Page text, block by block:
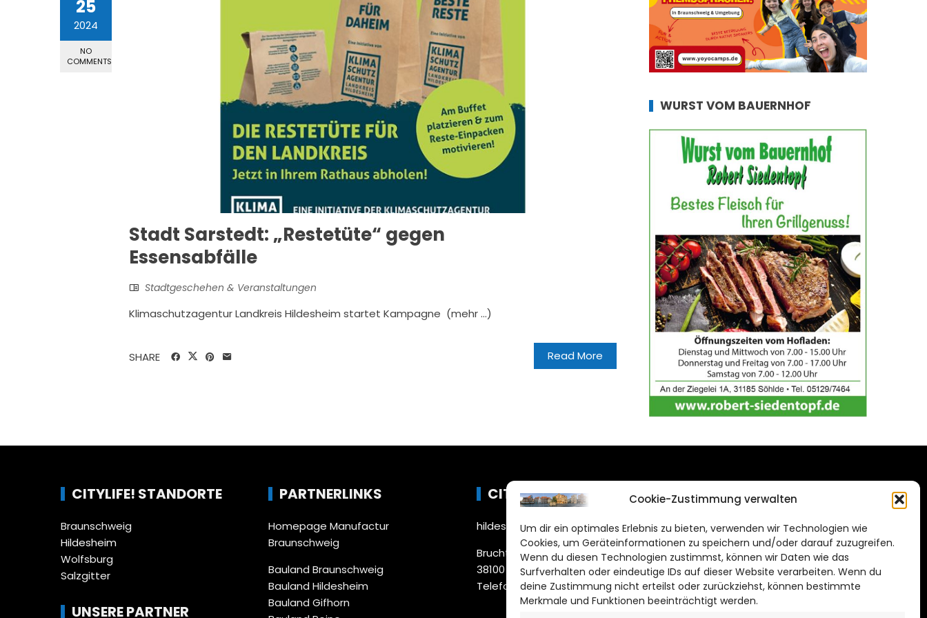
Cookie-Zustimmung verwalten
Um dir ein optimales Erlebnis zu bieten, verwenden wir Technologien wie
Cookies, um Geräteinformationen zu speichern und/oder darauf zuzugreifen.
Wenn du diesen Technologien zustimmst, können wir Daten wie das
Surfverhalten oder eindeutige IDs auf dieser Website verarbeiten. Wenn du
deine Zustimmung nicht erteilst oder zurückziehst, können bestimmte
Merkmale und Funktionen beeinträchtigt werden.
25
2024
NO
COMMENTS
Stadt Sarstedt: „Restetüte“ gegen
Essensabfälle
Stadtgeschehen & Veranstaltungen
Klimaschutzagentur Landkreis Hildesheim startet Kampagne (mehr …)
Read More
SHARE
WURST VOM BAUERNHOF
CITYLIFE! STANDORTE
Braunschweig
Hildesheim
Wolfsburg
Salzgitter
UNSERE PARTNER
PARTNERLINKS
Homepage Manufactur
Braunschweig
Bauland Braunschweig
Bauland Hildesheim
Bauland Gifhorn
CITYLIFE!
hildesheim@citylifemedien.de
Bruchtorwall 12
38100 Braunschweig
Telefon: 0531 387220 – 65
DAS STADTMAGAZIN
FÜR HILDESHEIM
Impressum
Datenschutzerklärung
Cookie Richtlinie
CITYLIFE! BEI FACEBOOK